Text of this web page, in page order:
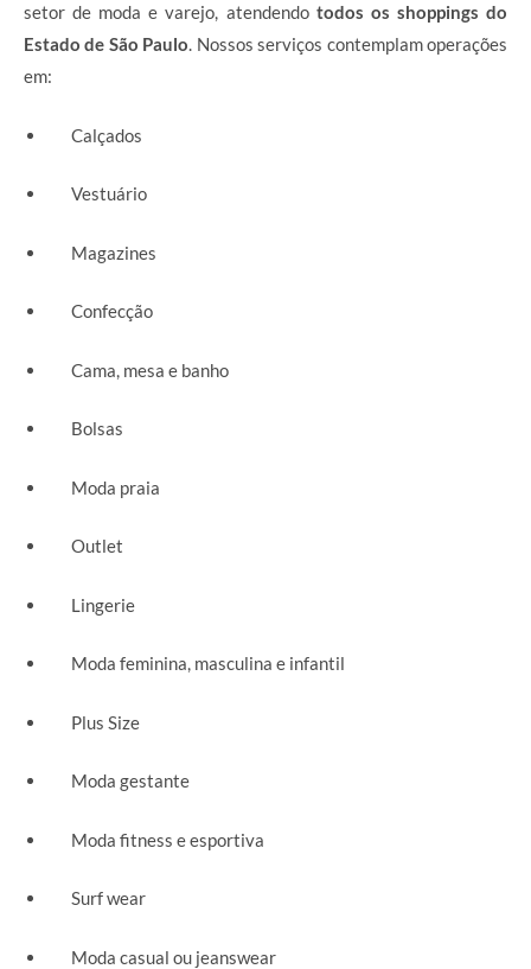
setor de moda e varejo, atendendo todos os shoppings do
Estado de São Paulo. Nossos serviços contemplam operações
em:
Calçados
Vestuário
Magazines
Confecção
Cama, mesa e banho
Bolsas
Moda praia
Outlet
Lingerie
Moda feminina, masculina e infantil
Plus Size
Moda gestante
Moda fitness e esportiva
Surf wear
Moda casual ou jeanswear